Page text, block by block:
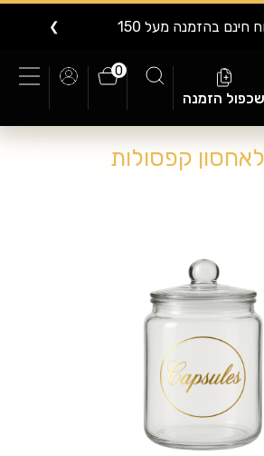
חינם בהזמנה מעל 150 ❯
שכפול הזמנה
0
קפסולות